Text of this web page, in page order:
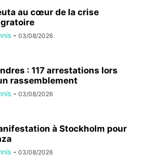
au cœur de la crise
- 03/08/2026
: 117 arrestations lors
rassemblement
- 03/08/2026
à Stockholm pour
- 03/08/2026